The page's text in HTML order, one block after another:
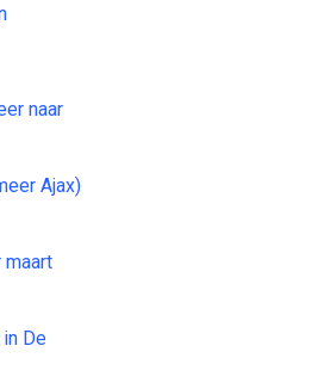
naar
Ajax)
maart
De